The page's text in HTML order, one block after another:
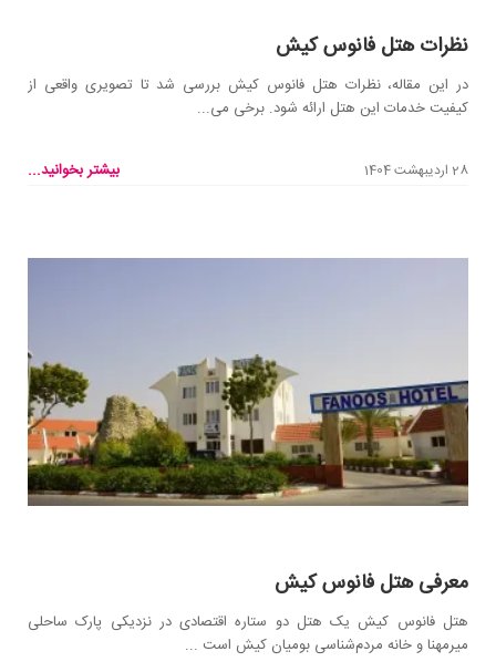
نظرات هتل فانوس کیش
در این مقاله، نظرات هتل فانوس کیش بررسی شد تا تصویری واقعی از
کیفیت خدمات این هتل ارائه شود. برخی می...
28 اردیبهشت 1404 بیشتر بخوانید...
معرفی هتل فانوس کیش
هتل فانوس کیش یک هتل دو ستاره اقتصادی در نزدیکی پارک ساحلی
میرمهنا و خانه مردم‌شناسی بومیان کیش است ...